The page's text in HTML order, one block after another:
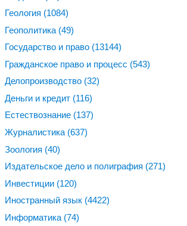
Геология (1084)
Геополитика (49)
Государство и право (13144)
Гражданское право и процесс (543)
Делопроизводство (32)
Деньги и кредит (116)
Естествознание (137)
Журналистика (637)
Зоология (40)
Издательское дело и полиграфия (271)
Инвестиции (120)
Иностранный язык (4422)
Информатика (74)